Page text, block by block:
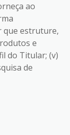
ao
que estruture,
e
do Titular; (v)
de